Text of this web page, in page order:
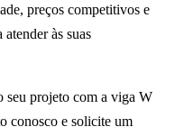
preços competitivos e
às suas
seu projeto com a viga W
conosco e solicite um